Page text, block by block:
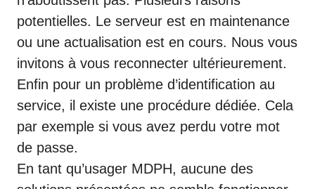
potentielles. Le serveur est en maintenance
ou une actualisation est en cours. Nous vous
invitons à vous reconnecter ultérieurement.
Enfin pour un problème d’identification au
service, il existe une procédure dédiée. Cela
par exemple si vous avez perdu votre mot
de passe.
En tant qu’usager MDPH, aucune des